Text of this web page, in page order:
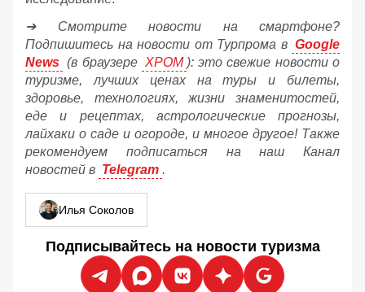
➔ Смотрите новости на смартфоне?
Подпишитесь на новости от Турпрома в Google
News (в браузере ХРОМ ): это свежие новости о
туризме, лучших ценах на туры и билеты,
здоровье, технологиях, жизни знаменитостей,
еде и рецептах, астрологические прогнозы,
лайхаки о саде и огороде, и многое другое! Также
рекомендуем подписаться на наш Канал
новостей в Telegram .
Илья Соколов
Подписывайтесь на новости туризма